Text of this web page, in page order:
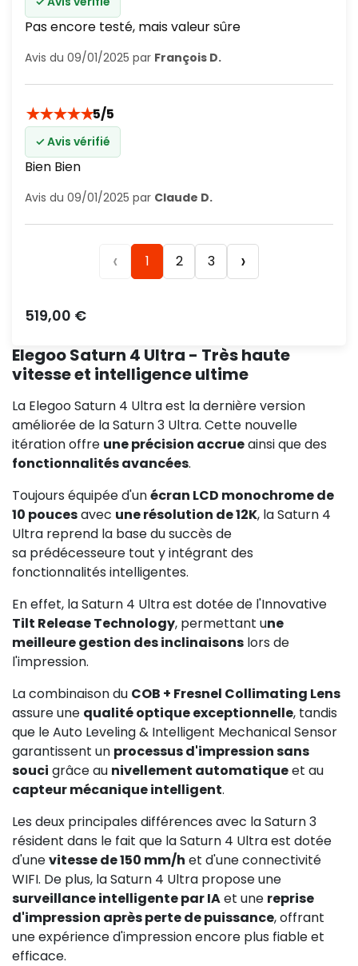
Pas encore testé, mais valeur sûre
Avis du 09/01/2025 par François D.
★★★★★5/5
✓ Avis vérifié
Bien Bien
Avis du 09/01/2025 par Claude D.
‹ 1 2 3 ›
Prix
519,00 €
Elegoo Saturn 4 Ultra - Très haute
vitesse et intelligence ultime
La Elegoo Saturn 4 Ultra est la dernière version
améliorée de la Saturn 3 Ultra. Cette nouvelle
itération offre une précision accrueainsi que des
fonctionnalités avancées.
Toujours équipée d'unécran LCD monochrome de
10 poucesavec une résolution de 12K, la Saturn 4
Ultra reprend la base du succès de
sa prédécesseure tout y intégrant des
fonctionnalités intelligentes.
En effet, la Saturn 4 Ultra est dotée de l'Innovative
Tilt Release Technology, permettant une
meilleure gestion des inclinaisons lors de
l'impression.
La combinaison du COB + Fresnel Collimating Lens
assure une qualité optique exceptionnelle, tandis
que le Auto Leveling & Intelligent Mechanical Sensor
garantissent un processus d'impression sans
souci grâce au nivellement automatiqueet au
capteur mécanique intelligent.
Les deux principales différences avec la Saturn 3
résident dans le fait que la Saturn 4 Ultra est dotée
d'unevitesse de 150 mm/h et d'une connectivité
WIFI. De plus, la Saturn 4 Ultra propose une
surveillance intelligente par IAet une reprise
d'impression après perte de puissance, offrant
une expérience d'impression encore plus fiable et
efficace.